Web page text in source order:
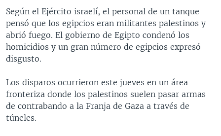
BRASIL
ENTRETENIMIENTO Y CULTURA
TECNOLOGÍA
DEPORTES
VIDEOS
FOTOGRAFÍA
AUDIOS
PROGRAMAS TV
EL MUNDO AL DÍA
FORO INTERAMERICANO
LAS CLAVES
PANORAMA
RADIO
AVANCE INFORMATIVO
BUENOS DÍAS AMÉRICA
ESTADOS UNIDOS AL DÍA
DIRECT
Según el Ejército israelí, el personal de un tanque
pensó que los egipcios eran militantes palestinos y
abrió fuego. El gobierno de Egipto condenó los
homicidios y un gran número de egipcios expresó
disgusto.
Los disparos ocurrieron este jueves en un área
fronteriza donde los palestinos suelen pasar armas
de contrabando a la Franja de Gaza a través de
túneles.